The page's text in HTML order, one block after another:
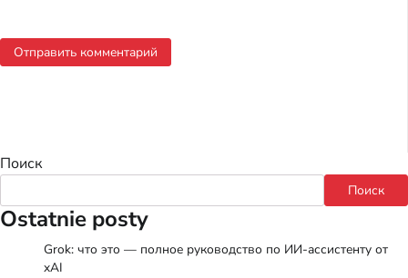
Поиск
Поиск
Ostatnie posty
Grok: что это — полное руководство по ИИ-ассистенту от
xAI